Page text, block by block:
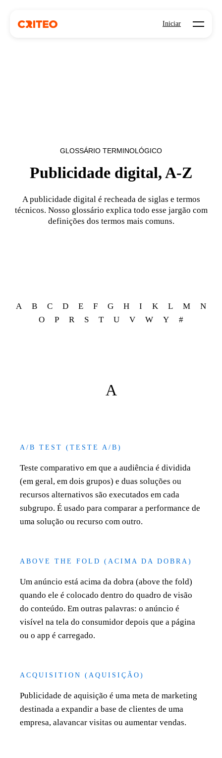
Iniciar Open
GLOSSÁRIO TERMINOLÓGICO
Publicidade digital, A-Z
A publicidade digital é recheada de siglas e termos
técnicos. Nosso glossário explica todo esse jargão com
definições dos termos mais comuns.
A B C D E F G H I K L M
N
O
P R S T U V W Y #
A
A/B TEST (TESTE A/B)
Teste comparativo em que a audiência é dividida
(em geral, em dois grupos) e duas soluções ou
recursos alternativos são executados em cada
subgrupo. É usado para comparar a performance de
uma solução ou recurso com outro.
ABOVE THE FOLD (ACIMA DA DOBRA)
Um anúncio está acima da dobra (above the fold)
quando ele é colocado dentro do quadro de visão
do conteúdo. Em outras palavras: o anúncio é
visível na tela do consumidor depois que a página
ou o app é carregado.
ACQUISITION (AQUISIÇÃO)
Publicidade de aquisição é uma meta de marketing
destinada a expandir a base de clientes de uma
empresa, alavancar visitas ou aumentar vendas.